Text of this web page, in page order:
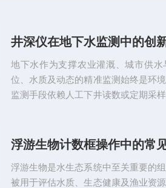
地下水作为支撑农业灌溉、城市供水
位、水质及动态的精准监测始终是环
监测手段依赖人工下井读数或定期采
创新浪潮，推动监测模式从“被动记录”
多基于重锤测绳或超声波...
浮游生物计数框操作中的常
浮游生物是水生态系统中至关重要的
被用于评估水质、生态健康及渔业资